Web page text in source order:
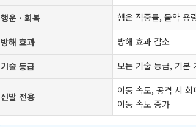
행운 · 회복 행운 적중률, 물약 용
방해 효과 방해 효과 감소
기술 등급 모든 기술 등급, 기본
신발 전용
이동 속도, 공격 시
이동 속도 증가